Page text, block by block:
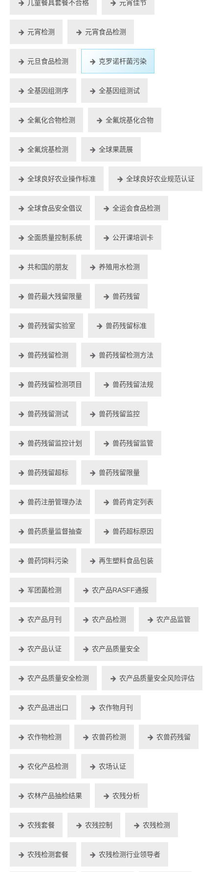
儿童餐具套餐不合格 元宵佳节
元宵检测 元宵食品检测
元旦食品检测 克罗诺杆菌污染
全基因组测序 全基因组测试
全氟化合物检测 全氟烷基化合物
全氟烷基检测 全球果蔬展
全球良好农业操作标准 全球良好农业规范认证
全球食品安全倡议 全运会食品检测
全面质量控制系统 公开课培训卡
共和国的朋友 养殖用水检测
兽药最大残留限量 兽药残留
兽药残留实验室 兽药残留标准
兽药残留检测 兽药残留检测方法
兽药残留检测项目 兽药残留法规
兽药残留测试 兽药残留监控
兽药残留监控计划 兽药残留监管
兽药残留超标 兽药残留限量
兽药注册管理办法 兽药肯定列表
兽药质量监督抽查 兽药超标原因
兽药饲料污染 再生塑料食品包装
军团菌检测 农产品RASFF通报
农产品月刊 农产品检测 农产品监管
农产品认证 农产品质量安全
农产品质量安全检测 农产品质量安全风险评估
农产品进出口 农作物月刊
农作物检测 农兽药检测 农兽药残留
农化产品检测 农场认证
农林产品抽检结果 农残分析
农残套餐 农残控制 农残检测
农残检测套餐 农残检测行业领导者